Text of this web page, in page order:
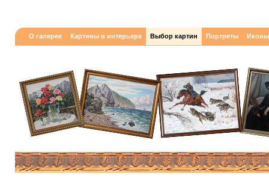
О галерее Картины в интерьере Выбор картин Портреты Иконы